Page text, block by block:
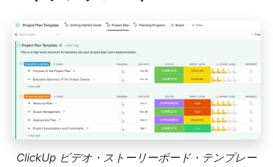
ClickUp ビデオ・ストーリーボード・テンプレー